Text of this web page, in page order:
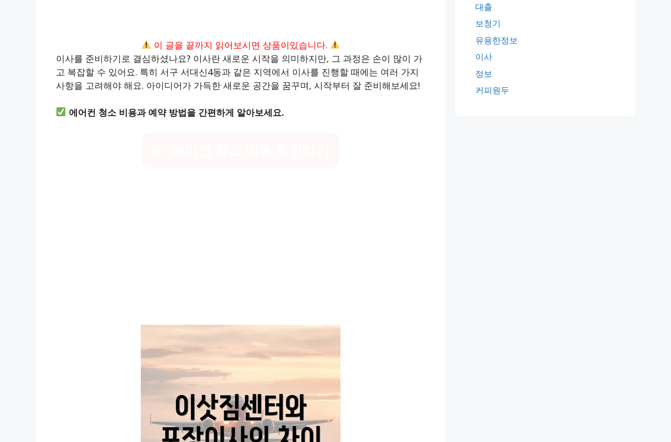
이 글을 끝까지 읽어보시면 상품이있습니다.
이사를 준비하기로 결심하셨나요? 이사란 새로운 시작을 의미하지만, 그 과정은 손이 많이 가
고 복잡할 수 있어요. 특히 서구 서대신4동과 같은 지역에서 이사를 진행할 때에는 여러 가지
사항을 고려해야 해요. 아이디어가 가득한 새로운 공간을 꿈꾸며, 시작부터 잘 준비해보세요!
에어컨 청소 비용과 예약 방법을 간편하게 알아보세요.
대출
보청기
유용한정보
이사
정보
커피원두